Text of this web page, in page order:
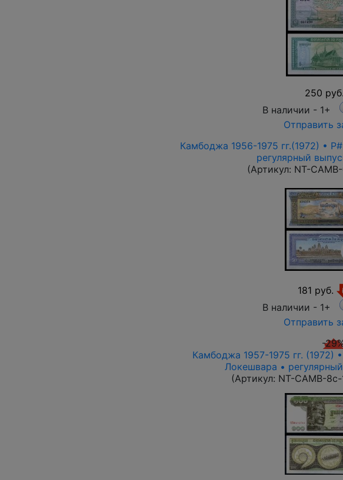
250 руб.
В наличии - 1+
Отправить
Камбоджа 1956-1975 гг.(1972) •
регулярный
(Артикул: NT-
181 руб.
В наличии - 1+
Отправить
-
Камбоджа 1957-1975 гг. (1972)
Локешвара •
(Артикул: NT-CAMB-